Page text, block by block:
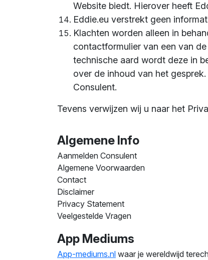
Website biedt. Hierover heeft
Eddie.eu verstrekt geen
Klachten worden alleen in
contactformulier van een van
technische aard wordt deze in
over de inhoud van het
Consulent.
Tevens verwijzen wij u naar het
Algemene Info
Aanmelden Consulent
Algemene Voorwaarden
Contact
Disclaimer
Privacy Statement
Veelgestelde Vragen
App Mediums
App-mediums.nl waar je wereldwijd